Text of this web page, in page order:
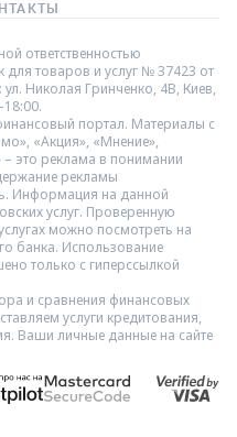
ответственностью
для товаров и услуг № 37423 от
Николая Гринченко, 4В, Киев,
портал. Материалы с
«Акция», «Мнение»,
– это реклама в понимании
рекламы
Информация на данной
услуг. Проверенную
можно посмотреть на
банка. Использование
только с гиперссылкой
и сравнения финансовых
услуги кредитования,
Ваши личные данные на сайте